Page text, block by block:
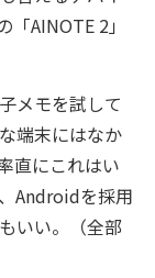
AINOTE 2」
メモを試して
端末にはなか
直にこれはい
Androidを採用
いい。（全部